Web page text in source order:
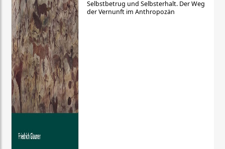
Selbstbetrug und Selbsterhalt. Der Weg
der Vernunft im Anthropozän